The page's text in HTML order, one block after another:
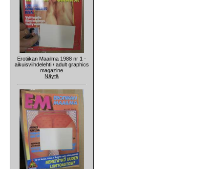
Erotiikan Maailma 1988 nr 1 -
aikuisviihdelehti / adult graphics
magazine
Näytä